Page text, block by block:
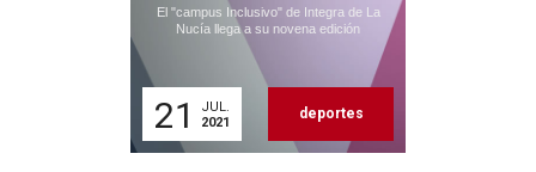
El "campus Inclusivo" de Integra de La
Nucía llega a su novena edición
21
JUL.
2021
deportes